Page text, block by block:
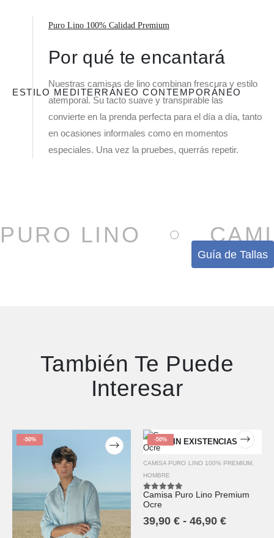
ESTILO MEDITERRÁNEO CONTEMPORÁNEO
Puro Lino 100% Calidad Premium
Por qué te encantará
Nuestras camisas de lino combinan frescura y estilo
atemporal. Su tacto suave y transpirable las
convierte en la prenda perfecta para el día a día, tanto
en ocasiones informales como en momentos
especiales. Una vez la pruebes, querrás repetir.
PURO LINO
También Te Puede
Interesar
-50% -50% SIN EXISTENCIAS
CAMISA PURO LINO 100% PREMIUM
HOMBRE
5.00out of 5
Camisa Puro Lino Premium
Ocre
39,90 € - 46,90 €
Guía de Tallas